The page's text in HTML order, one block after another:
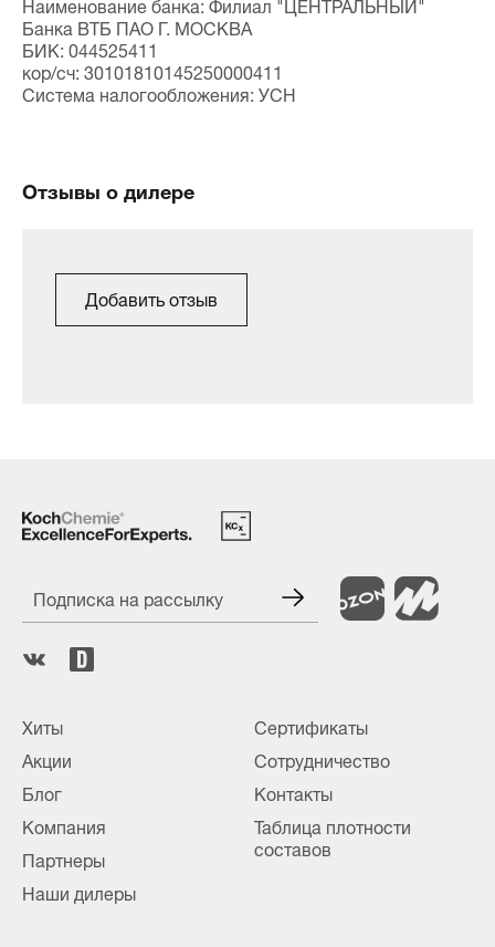
Банка ВТБ ПАО Г. МОСКВА
БИК: 044525411
кор/сч: 30101810145250000411
Система налогообложения: УСН
Отзывы о дилере
Добавить отзыв
Подписка на рассылку
Хиты
Акции
Блог
Компания
Партнеры
Наши дилеры
Сертификаты
Сотрудничество
Контакты
Таблица плотности
составов